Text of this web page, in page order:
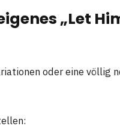
„Let
oder eine völlig